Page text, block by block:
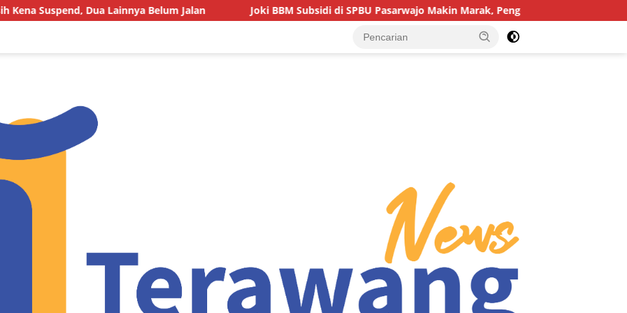
Dua Lainnya Belum Jalan Joki BBM Subsidi di SPBU Pasarwajo Makin Marak, Pengendara: “Polres Buton Dimana, Masa